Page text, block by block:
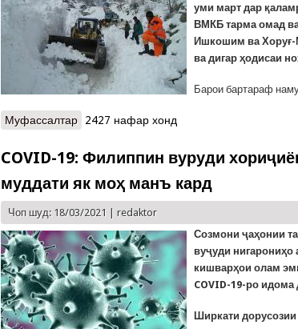
уми март дар
ВМКБ тарма омад
Ишкошим ва Хоруғ-
ва дигар ҳодисаи
Барои бартараф
Муфассалтар о КҲФ: Се ҳодисаи лағзиши тарма дар
2427 нафар хонд
COVID-19: Филиппин вуруди
муддати як моҳ манъ кард
Чоп шуд: 18/03/2021 |redaktor
Созмони ҷаҳонии
вуҷуди нигарониҳо
кишварҳои олам
COVID-19-ро идома
Ширкати